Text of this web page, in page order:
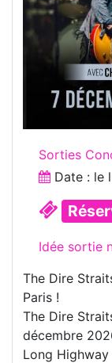
Sorties
Date : le
Idée sortie
The Dire
Paris !
The Dire
décembre
Long Highway